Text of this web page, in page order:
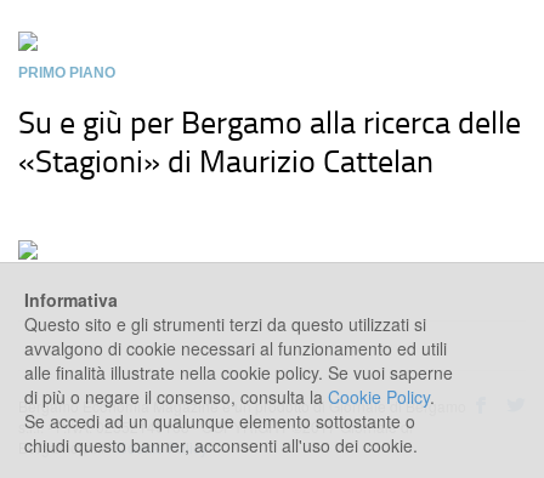
PRIMO PIANO
Su e giù per Bergamo alla ricerca delle
«Stagioni» di Maurizio Cattelan
Bergamo Economia Magazine è un prodotto di Giornale di Bergamo
s.r.l. - P.IVA: 02552140168 - COPYRIGHT ©2017 Giornale di
Bergamo s.r.l -Cookie Policy
Informativa
Questo sito e gli strumenti terzi da questo utilizzati si
avvalgono di cookie necessari al funzionamento ed utili
alle finalità illustrate nella cookie policy. Se vuoi saperne
di più o negare il consenso, consulta la Cookie Policy.
Se accedi ad un qualunque elemento sottostante o
chiudi questo banner, acconsenti all'uso dei cookie.